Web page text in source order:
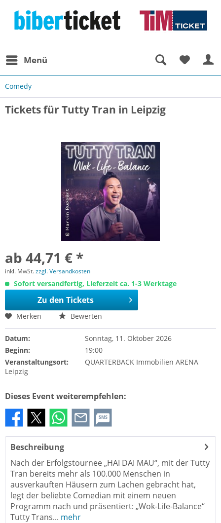
Menü
Comedy
Tickets für Tutty Tran in Leipzig
ab 44,71 € *
inkl. MwSt.zzgl. Versandkosten
Sofort versandfertig, Lieferzeit ca. 1-3 Werktage
Zu den Tickets
Merken Bewerten
Datum:
Sonntag, 11. Oktober 2026
Beginn:
19:00
Veranstaltungsort:
QUARTERBACK Immobilien ARENA
Leipzig
Dieses Event weiterempfehlen:
SMS
Beschreibung
Nach der Erfolgstournee „HAI DAI MAU“, mit der Tutty
Tran bereits mehr als 100.000 Menschen in
ausverkauften Häusern zum Lachen gebracht hat,
legt der beliebte Comedian mit einem neuen
Programm nach und präsentiert: „Wok-Life-Balance“
Tutty Trans... mehr